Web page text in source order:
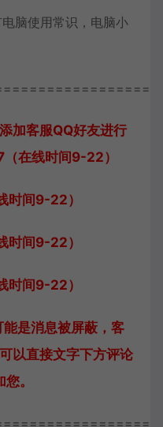
脑使用常识，电脑小
加客服QQ好友进行
在线时间9-22）
时间9-22）
时间9-22）
时间9-22）
是消息被屏蔽，客
以直接文字下方评论
。